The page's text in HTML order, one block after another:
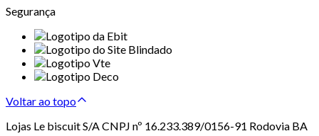
Segurança
Voltar ao topo
Lojas Le biscuit S/A CNPJ nº 16.233.389/0156-91 Rodovia BA